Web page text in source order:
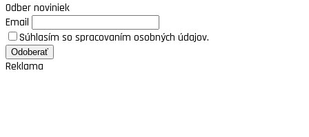
Odber noviniek
Email
Súhlasím so spracovaním osobných údajov.
Reklama